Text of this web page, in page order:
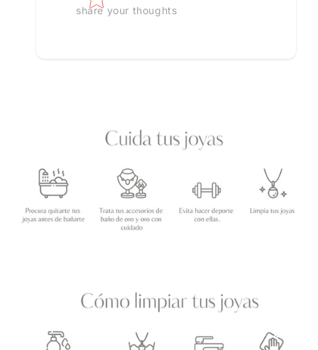
share your thoughts